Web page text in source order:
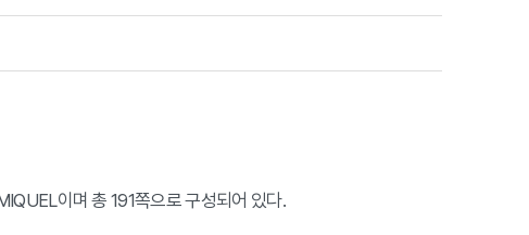
이며 총 191쪽으로 구성되어 있다.